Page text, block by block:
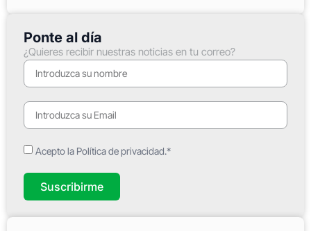
Ponte al día
¿Quieres recibir nuestras noticias en tu correo?
Acepto la Política de privacidad.*
Suscribirme